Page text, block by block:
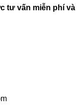
tư vấn miễn phí và